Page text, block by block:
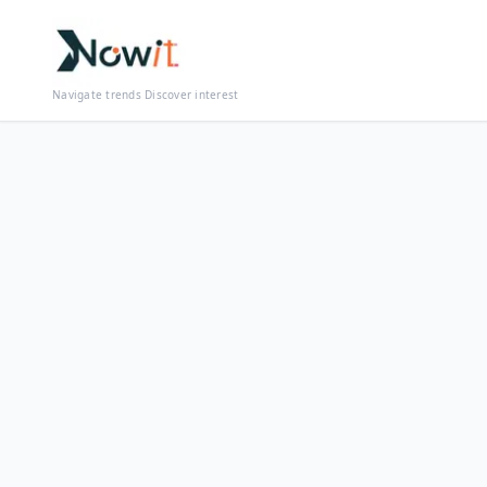
Navigate trends Discover interest